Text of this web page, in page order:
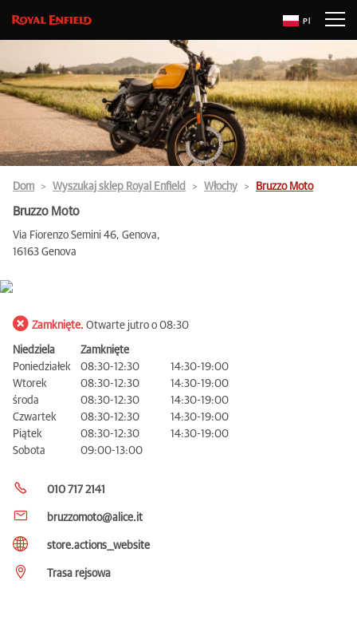
Pl
Dom Wyszukaj sklep Royal Enfield Włochy Bruzzo Moto
Bruzzo Moto
Via Fiorenzo Semini 46, Genova,
16163 Genova
Zamknięte. Otwarte jutro o 08:30
Niedziela
Zamknięte
Poniedziałek
08:30-12:30
14:30-19:00
Wtorek
08:30-12:30
14:30-19:00
środa
08:30-12:30
14:30-19:00
Czwartek
08:30-12:30
14:30-19:00
Piątek
08:30-12:30
14:30-19:00
Sobota
09:00-13:00
010 717 2141
bruzzomoto@alice.it
store.actions__website
Trasa rejsowa